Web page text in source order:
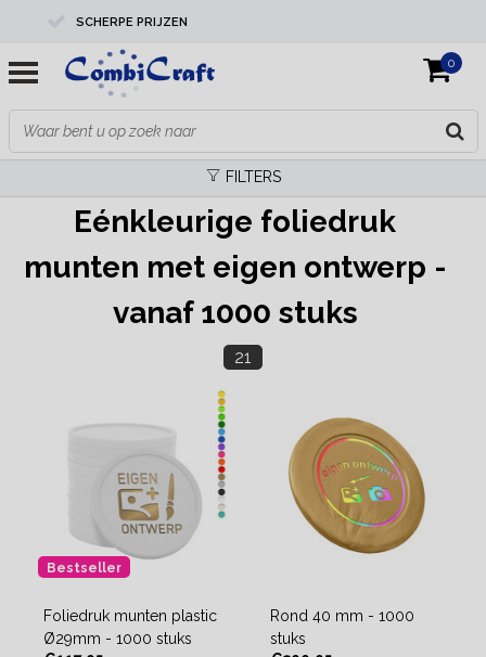
SCHERPE PRIJZEN
PROFESSIONELE KWALITEIT
EXPERTS IN MAATWERK
0
FILTERS
Eénkleurige foliedruk
munten met eigen ontwerp -
vanaf 1000 stuks
21
Bestseller
Foliedruk munten plastic
Ø29mm - 1000 stuks
Rond 40 mm - 1000
stuks